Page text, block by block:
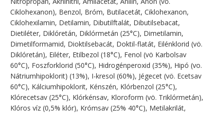
Ciklohexanon), Benzol, Bróm, Butilacetát, Ciklohexanon,
Ciklohexilamin, Detilamin, Dibutilftalát, Dibutilsebacat,
Dietiléter, Diklóretán, Diklórmetán (25°C), Dimetilamin,
Dimetilformamid, Dioktilsebacát, Doktil-flatát, Eilénklorid (vö.
Diklóretán), Eiléter, Etilbezol (18°C), Fenol (vö Karbolsav
60°C), Foszforklorid (50°C), Hidrogénperoxid (35%), Hipó (vo.
Nátriumhipoklorit) (13%), I-kresol (60%), Jégecet (vö. Ecetsav
60°C), Kálciumhipoklorit, Kénszén, Klórbenzol (25°C),
Klórecetsav (25°C), Klórkénsav, Kloroform (vö. Triklórmetán),
Klóros víz (0,5% klór), Krómsav (25% 40°C), Metilakrilát,